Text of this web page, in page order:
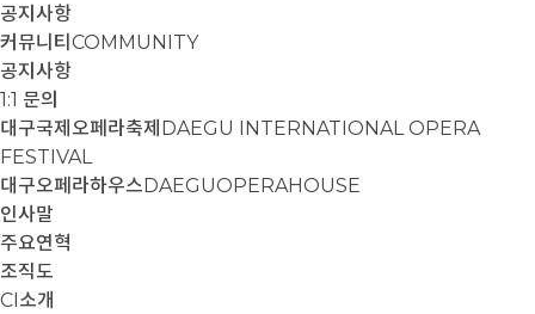
공지사항
커뮤니티 COMMUNITY
공지사항
1:1 문의
대구국제오페라축제 DAEGU INTERNATIONAL OPERA
FESTIVAL
대구오페라하우스DAEGUOPERAHOUSE
인사말
주요연혁
조직도
CI소개